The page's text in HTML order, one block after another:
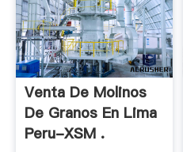
Venta De Molinos
De Granos En Lima
Peru-XSM .